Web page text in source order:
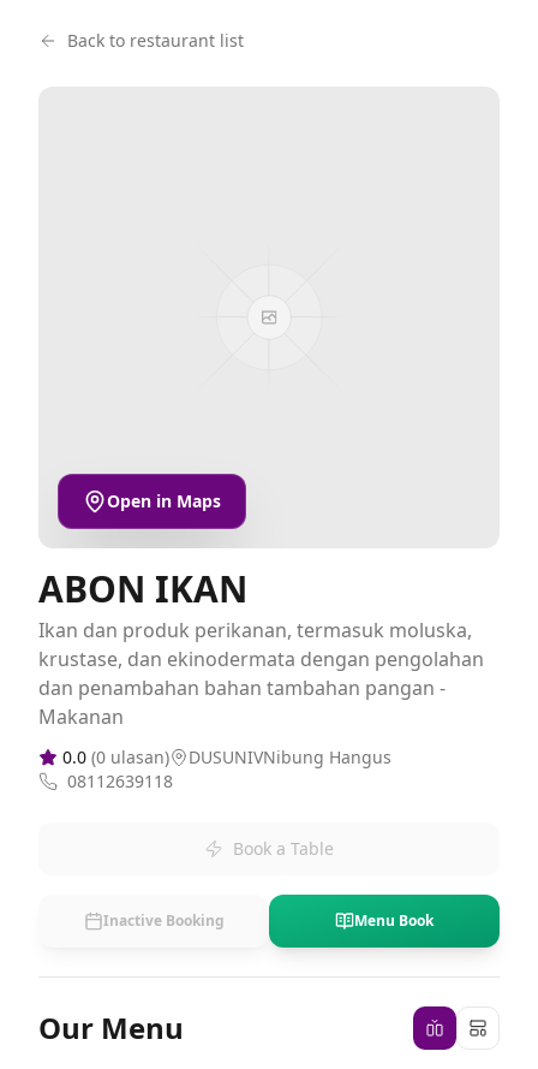
Back to restaurant list
Open in Maps
ABON IKAN
Ikan dan produk perikanan, termasuk moluska,
krustase, dan ekinodermata dengan pengolahan
dan penambahan bahan tambahan pangan -
Makanan
0.0 (0 ulasan)
DUSUNIVNibung Hangus
08112639118
Book a Table
Inactive Booking Menu Book
Our Menu